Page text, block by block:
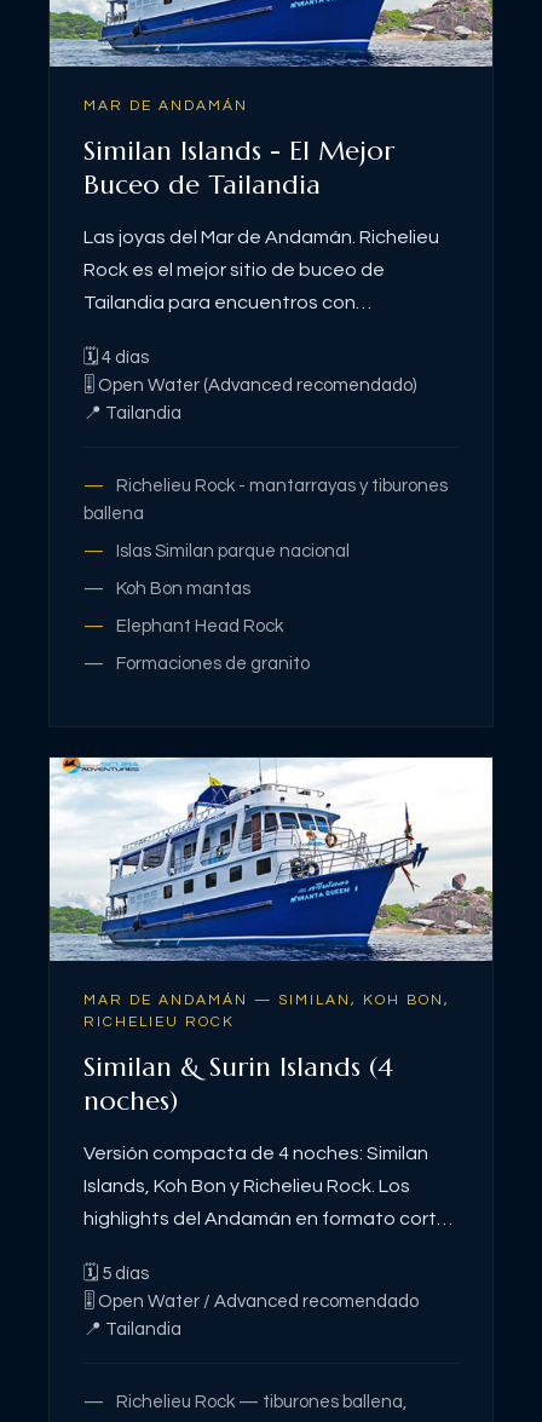
MAR DE ANDAMÁN
Similan Islands - El Mejor
Buceo de Tailandia
Las joyas del Mar de Andamán. Richelieu
Rock es el mejor sitio de buceo de
Tailandia para encuentros con
🗓 4 días
🎚 Open Water (Advanced recomendado)
📍 Tailandia
Richelieu Rock - mantarrayas y tiburones
ballena
Islas Similan parque nacional
Koh Bon mantas
Elephant Head Rock
Formaciones de granito
MAR DE ANDAMÁN — SIMILAN, KOH BON,
RICHELIEU ROCK
Similan & Surin Islands (4
noches)
Versión compacta de 4 noches: Similan
Islands, Koh Bon y Richelieu Rock. Los
highlights del Andamán en formato corto
completa.
🗓 5 días
🎚 Open Water / Advanced recomendado
📍 Tailandia
Richelieu Rock — tiburones ballena,